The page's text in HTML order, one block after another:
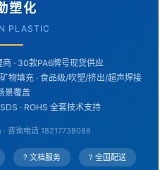
塑化
PLASTIC
· 30款PA6牌号现货供应
物填充 · 食品级/吹塑/挤出/超声焊接
景覆盖
· ROHS 全套技术支持
咨询电话 18217738086
? 文档服务 ? 全国配送